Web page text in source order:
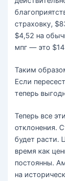
страховку,
$4,52 на
мпг — это
Таким
Если
теперь
Теперь все
отклонения.
будет расти.
время как
постоянны.
на